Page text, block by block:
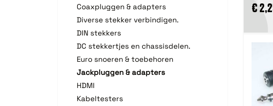
Coaxpluggen & adapters
Diverse stekker verbindigen.
DIN stekkers
DC stekkertjes en chassisdelen.
Euro snoeren & toebehoren
Jackpluggen & adapters
HDMI
Kabeltesters
€